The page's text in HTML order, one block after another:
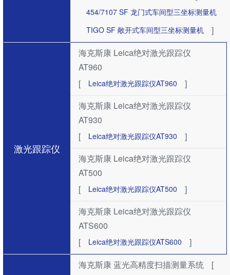
454/7107 SF ​龙门式车间型三坐标测量机
TIGO SF 敞开式车间型三坐标测量机
]
激光跟踪仪
海克斯康 Leica绝对激光跟踪仪
AT960
[
Leica绝对激光跟踪仪AT960
]
海克斯康 Leica绝对激光跟踪仪
AT930
[
Leica绝对激光跟踪仪AT930
]
海克斯康 Leica绝对激光跟踪仪
AT500
[
Leica绝对激光跟踪仪AT500
]
海克斯康 Leica绝对激光跟踪仪
ATS600
[
Leica绝对激光跟踪仪ATS600 ]
海克斯康 蓝光高精度扫描测量系统 [